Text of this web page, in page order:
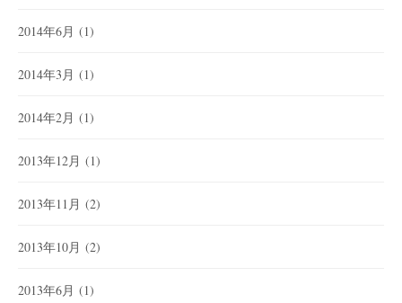
2014年6月 (1)
2014年3月 (1)
2014年2月 (1)
2013年12月 (1)
2013年11月 (2)
2013年10月 (2)
2013年6月 (1)